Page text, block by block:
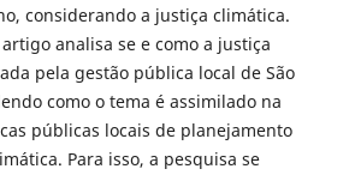
considerando a justiça climática.
analisa se e como a justiça
pela gestão pública local de São
como o tema é assimilado na
públicas locais de planejamento
Para isso, a pesquisa se